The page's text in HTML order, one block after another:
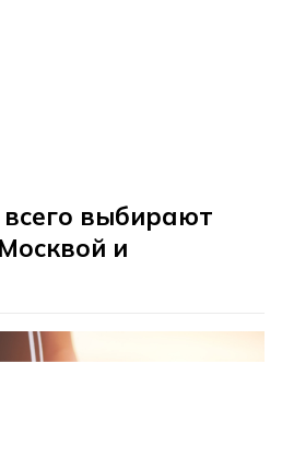
выбирают
и